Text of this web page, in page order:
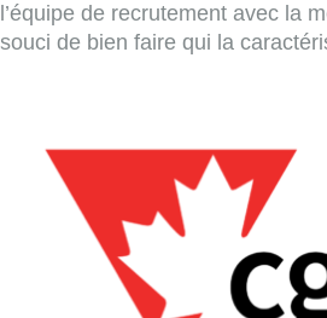
l’équipe de recrutement avec la
souci de bien faire qui la